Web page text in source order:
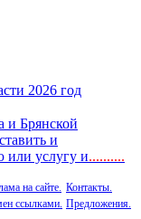
2026 год
и Брянской
и
или услугу и..........
на сайте.
ссылками.
Контакты.
Предложения.